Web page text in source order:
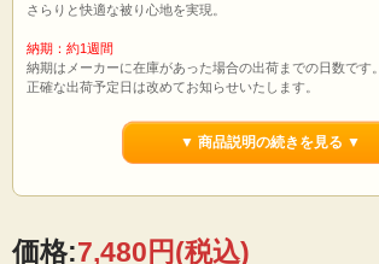
さらりと快適な被り心地を実現。
納期：約1週間
納期はメーカーに在庫があった場合の出荷までの日数です。
正確な出荷予定日は改めてお知らせいたします。
▼ 商品説明の続きを見る ▼
価格:7,480円(税込)